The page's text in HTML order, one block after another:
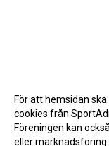
För att hemsidan
cookies från
Föreningen kan
eller